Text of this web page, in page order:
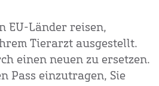
EU-Länder reisen,
Tierarzt ausgestellt.
einen neuen zu ersetzen.
Pass einzutragen, Sie